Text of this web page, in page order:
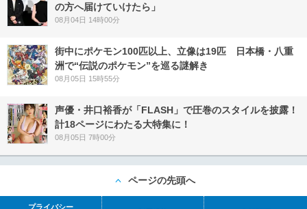
の方へ届けていけたら」
08月04日 14時00分
街中にポケモン100匹以上、立像は19匹 日本橋・八重
洲で“伝説のポケモン”を巡る謎解き
08月05日 15時55分
声優・井口裕香が「FLASH」で圧巻のスタイルを披露！
計18ページにわたる大特集に！
08月05日 7時00分
ページの先頭へ
プライバシー